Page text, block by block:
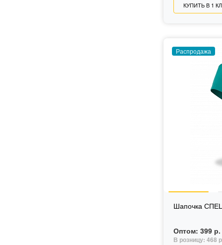
КУПИТЬ В 1
Распродажа
Шапочка
Оптом: 399 р.
В розницу: 468